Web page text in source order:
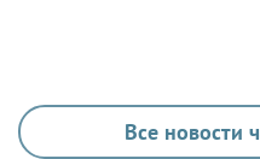
Все новости